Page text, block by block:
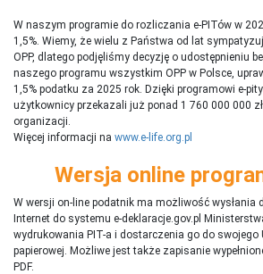
W naszym programie do rozliczania e-PITów w
1,5%. Wiemy, że wielu z Państwa od lat
OPP, dlatego podjęliśmy decyzję o udostępnieniu
naszego programu wszystkim OPP w Polsce,
1,5% podatku za 2025 rok. Dzięki programowi e-
użytkownicy przekazali już ponad 1 760 000 000
organizacji.
Więcej informacji na www.e-life.org.pl
Wersja online
W wersji on-line podatnik ma możliwość wysłania
Internet do systemu e-deklaracje.gov.pl
wydrukowania PIT-a i dostarczenia go do swojego
papierowej. Możliwe jest także zapisanie
PDF.